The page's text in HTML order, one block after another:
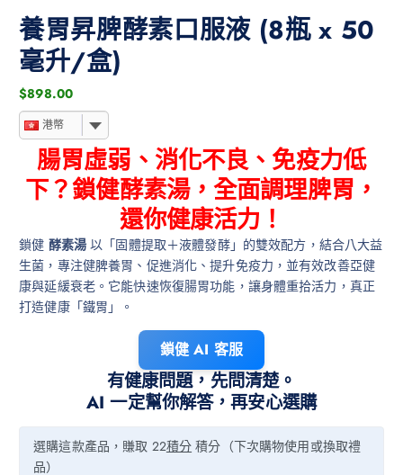
養胃昇脾酵素口服液 (8瓶 x 50
毫升/盒)
$898.00
港幣
腸胃虛弱、消化不良、免疫力低
下？鎖健酵素湯，全面調理脾胃，
還你健康活力！
鎖健 酵素湯以「固體提取＋液體發酵」的雙效配方，結合八大益
生菌，專注健脾養胃、促進消化、提升免疫力，並有效改善亞健
康與延緩衰老。它能快速恢復腸胃功能，讓身體重拾活力，真正
打造健康「鐵胃」。
鎖健 AI 客服
有健康問題，先問清楚。
AI 一定幫你解答，再安心選購
選購這款產品，賺取 22積分 積分（下次購物使用或換取禮
品）